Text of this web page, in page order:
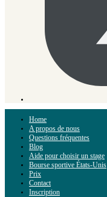
Home
A propos de nous
Questions fréquentes
Blog
Aide pour choisir un stage
Bourse sportive États-Unis
Prix
Contact
Inscription